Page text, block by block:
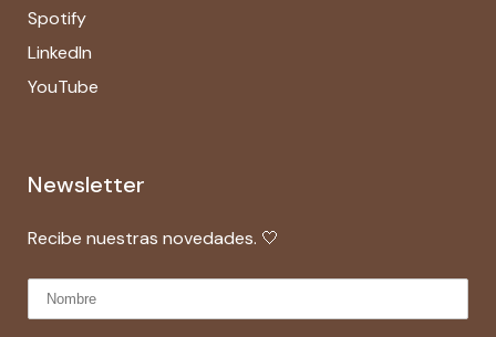
Spotify
LinkedIn
YouTube
Newsletter
Recibe nuestras novedades. 🤍